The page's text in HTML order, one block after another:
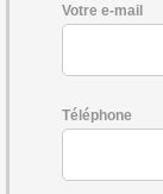
Votre e-mail
Téléphone